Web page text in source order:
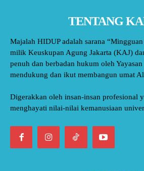
TENTANG
Majalah HIDUP adalah sarana
milik Keuskupan Agung Jakarta (KAJ)
penuh dan berbadan hukum oleh
mendukung dan ikut membangun umat
Digerakkan oleh insan-insan profesional
menghayati nilai-nilai kemanusiaan